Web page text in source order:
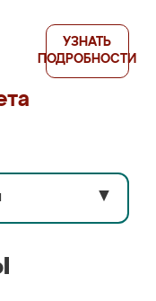
УЗНАТЬ
ПОДРОБНОСТИ
▼